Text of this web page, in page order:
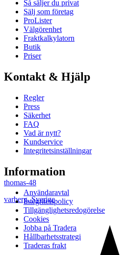
thomas-48
varberg,Sverige
Så säljer du privat
Sälj som företag
ProLister
Välgörenhet
Fraktkalkylatorn
Butik
Priser
Kontakt & Hjälp
Regler
Press
Säkerhet
FAQ
Vad är nytt?
Kundservice
Integritetsinställningar
Information
Användaravtal
Integritetspolicy
Tillgänglighetsredogörelse
Cookies
Jobba på Tradera
Hållbarhetsstrategi
Traderas frakt